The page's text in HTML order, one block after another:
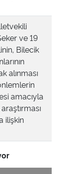
ve 19
Bilecik
alınması
amacıyla
ilişkin